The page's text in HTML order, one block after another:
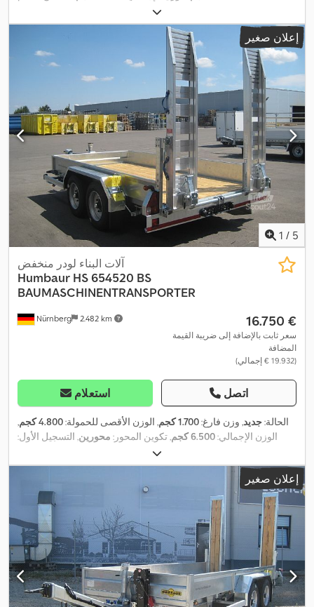
الصنع:
إعلان صغير
1 / 5
Nürnberg 2.482 km
آلات البناء لودر منخفض
Humbaur HS 654520 BS
BAUMASCHINENTRANSPORTER
‏16.750 €
سعر ثابت بالإضافة إلى ضريبة القيمة
المضافة
(‏19.932 € إجمالي)
استعلام اتصل
الحالة:جديد, وزن فارغ:1.700 كجم , الوزن الأقصى للحمولة:4.800 كجم
,
الوزن الإجمالي:6.500 كجم , تكوين المحور: محورين, التسجيل الأول:
, طول مساحة التحميل:
2.000 مم
, ارتفاع مساحة التحميل:330 مم , تعليق:آخر, مقاس الإطار:
, قاعدة العجلات: ,إعلان صغير